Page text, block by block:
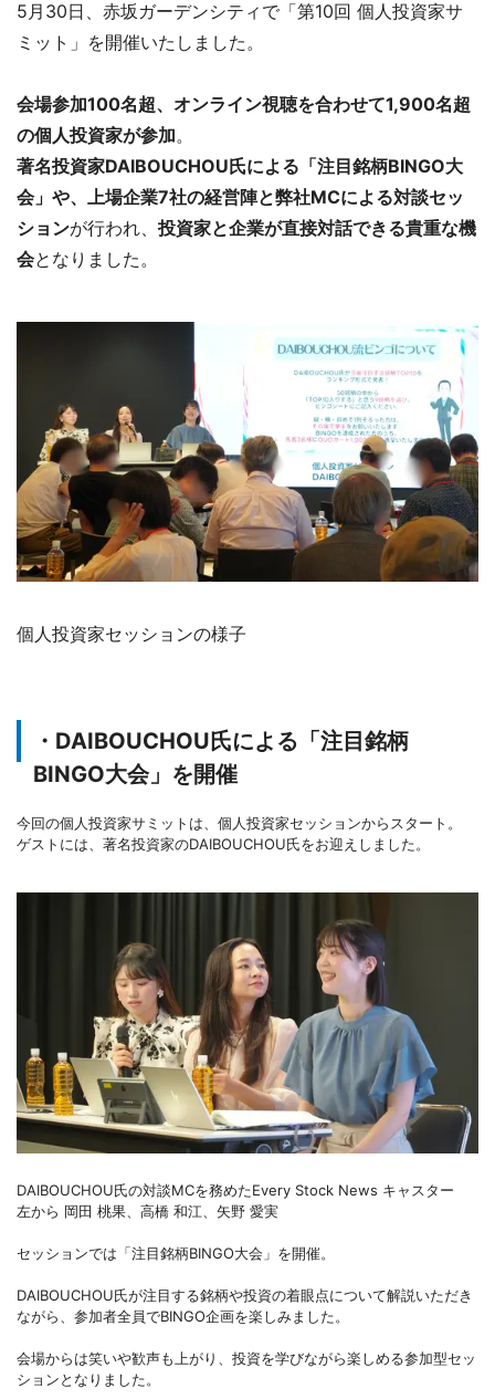
5月30日、赤坂ガーデンシティで「第10回 個人投資家サ
ミット」を開催いたしました。
会場参加100名超、オンライン視聴を合わせて1,900名超
の個人投資家が参加。
著名投資家DAIBOUCHOU氏による「注目銘柄BINGO大
会」や、上場企業7社の経営陣と弊社MCによる対談セッ
ションが行われ、 投資家と企業が直接対話できる貴重な機
会となりました。
個人投資家セッションの様子
・DAIBOUCHOU氏による「注目銘柄
BINGO大会」を開催
今回の個人投資家サミットは、個人投資家セッションからスタート。
ゲストには、著名投資家のDAIBOUCHOU氏をお迎えしました。
DAIBOUCHOU氏の対談MCを務めたEvery Stock News キャスター
左から 岡田 桃果、高橋 和江、矢野 愛実
セッションでは「注目銘柄BINGO大会」を開催。
DAIBOUCHOU氏が注目する銘柄や投資の着眼点について解説いただき
ながら、参加者全員でBINGO企画を楽しみました。
会場からは笑いや歓声も上がり、投資を学びながら楽しめる参加型セッ
ションとなりました。